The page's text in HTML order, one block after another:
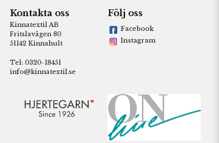
Kontakta oss
Kinnatextil AB
Fritslavägen 80
51142 Kinnahult
Tel: 0320-18451
info@kinnatextil.se
Följ oss
Facebook
Instagram